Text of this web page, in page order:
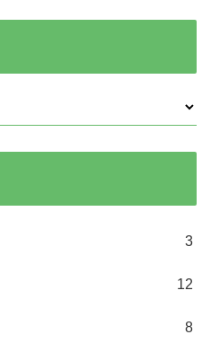
3
12
8